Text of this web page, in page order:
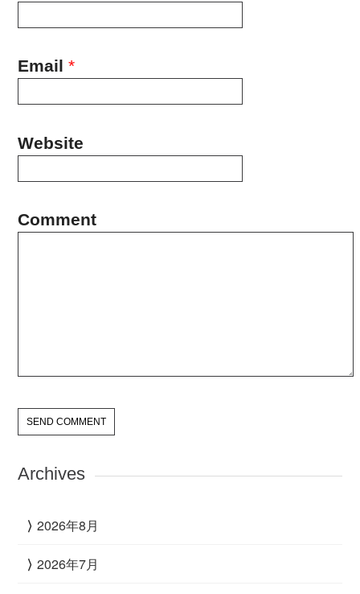
Email *
Website
Comment
Archives
2026年8月
2026年7月